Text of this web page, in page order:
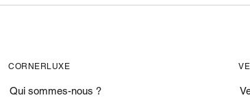
CORNERLUXE
Qui sommes-nous ?